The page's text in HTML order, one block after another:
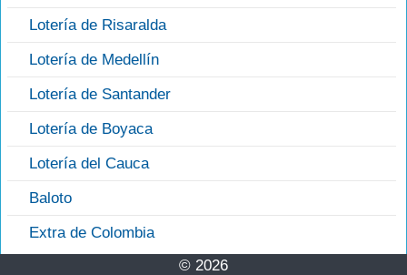
Lotería de Risaralda
Lotería de Medellín
Lotería de Santander
Lotería de Boyaca
Lotería del Cauca
Baloto
Extra de Colombia
© 2026